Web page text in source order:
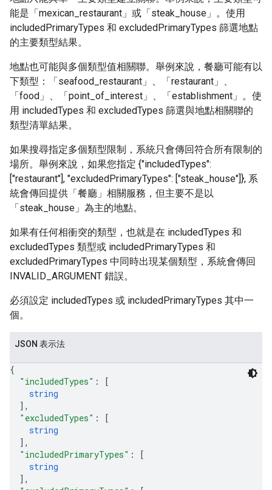
能是「mexican_restaurant」或「steak_house」。使用
includedPrimaryTypes 和 excludedPrimaryTypes 篩選地點
的主要類型結果。
地點也可能與多個類型值相關聯。舉例來說，餐廳可能有以
下類型：「seafood_restaurant」、「restaurant」、
「food」、「point_of_interest」、「establishment」。使
用 includedTypes 和 excludedTypes 篩選與地點相關聯的
類型清單結果。
如果搜尋指定多個類型限制，系統只會傳回符合所有限制的
場所。舉例來說，如果您指定 {"includedTypes":
["restaurant"], "excludedPrimaryTypes": ["steak_house"]}, 系
統會傳回提供「餐廳」相關服務，但主要不是以
「steak_house」為主的地點。
如果有任何相衝突的類型，也就是在 includedTypes 和
excludedTypes 類型或 includedPrimaryTypes 和
excludedPrimaryTypes 中同時出現某個類型，系統會傳回
INVALID_ARGUMENT 錯誤。
必須設定 includedTypes 或 includedPrimaryTypes 其中一
個。
JSON 表示法
{
"includedTypes" :
[
string
] ,
"excludedTypes" :
[
string
] ,
"includedPrimaryTypes" :
[
string
] ,